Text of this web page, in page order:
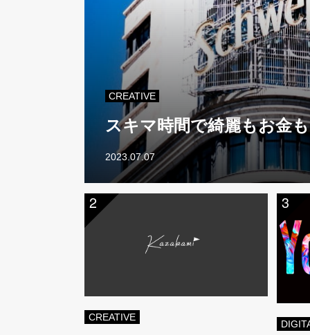
CREATIVE
スキマ時間で綺麗もお金
2023.07.07
CREATIVE